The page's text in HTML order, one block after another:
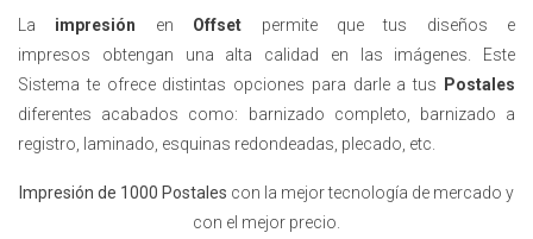
La impresión en Offset permite que tus diseños e
impresos obtengan una alta calidad en las imágenes. Este
Sistema te ofrece distintas opciones para darle a tus
Postales
diferentes acabados como: barnizado completo, barnizado a
registro, laminado, esquinas redondeadas, plecado, etc.
Impresión de 1000 Postales con la mejor tecnología de mercado y
con el mejor precio.